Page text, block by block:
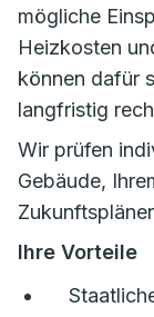
mögliche
Heizkosten
können dafür
langfristig
Wir prüfen
Gebäude,
Ihre Vorteile